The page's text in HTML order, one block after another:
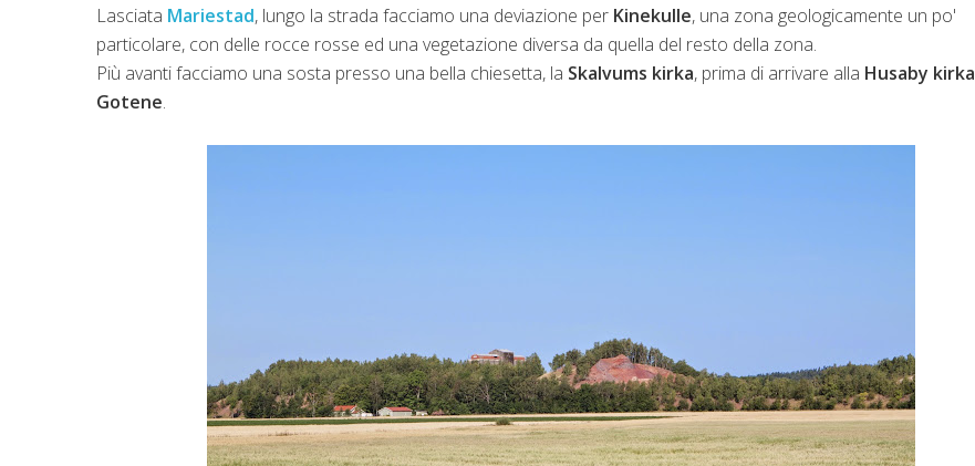
Lasciata Mariestad, lungo la strada facciamo una deviazione per Kinekulle, una zona geologicamente un po'
particolare, con delle rocce rosse ed una vegetazione diversa da quella del resto della zona.
Più avanti facciamo una sosta presso una bella chiesetta, la Skalvums kirka, prima di arrivare alla Husaby kirka
Gotene.